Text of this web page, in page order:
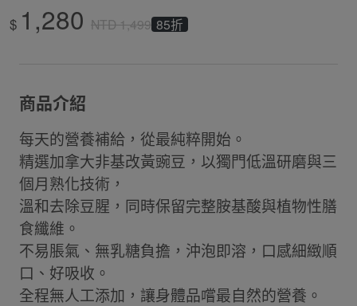
$ 1,280 NTD1,499 85折
商品介紹
每天的營養補給，從最純粹開始。
精選加拿大非基改黃豌豆，以獨門低溫研磨與三
個月熟化技術，
溫和去除豆腥，同時保留完整胺基酸與植物性膳
食纖維。
不易脹氣、無乳糖負擔，沖泡即溶，口感細緻順
口、好吸收。
全程無人工添加，讓身體品嚐最自然的營養。